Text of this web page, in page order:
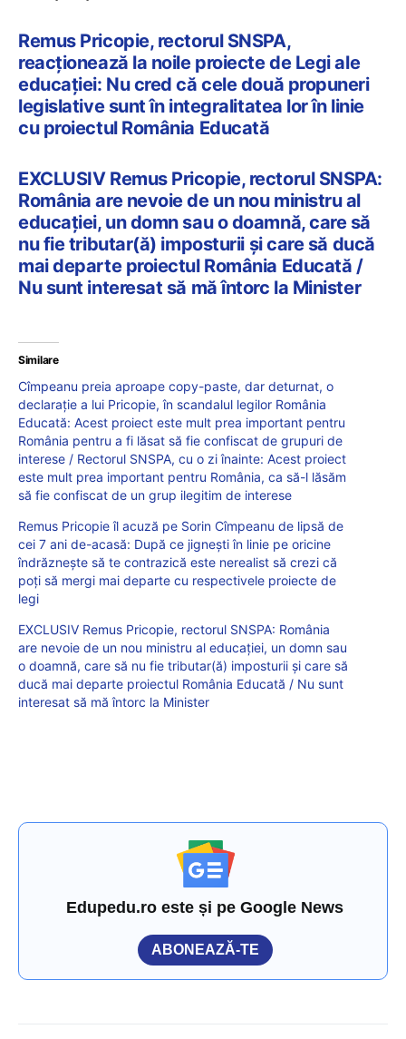
Remus Pricopie, rectorul SNSPA,
reacționează la noile proiecte de Legi ale
educației: Nu cred că cele două propuneri
legislative sunt în integralitatea lor în linie
cu proiectul România Educată
EXCLUSIV Remus Pricopie, rectorul SNSPA:
România are nevoie de un nou ministru al
educației, un domn sau o doamnă, care să
nu fie tributar(ă) imposturii și care să ducă
mai departe proiectul România Educată /
Nu sunt interesat să mă întorc la Minister
Similare
Cîmpeanu preia aproape copy-paste, dar deturnat, o
declarație a lui Pricopie, în scandalul legilor România
Educată: Acest proiect este mult prea important pentru
România pentru a fi lăsat să fie confiscat de grupuri de
interese / Rectorul SNSPA, cu o zi înainte: Acest proiect
este mult prea important pentru România, ca să-l lăsăm
să fie confiscat de un grup ilegitim de interese
Remus Pricopie îl acuză pe Sorin Cîmpeanu de lipsă de
cei 7 ani de-acasă: După ce jignești în linie pe oricine
îndrăznește să te contrazică este nerealist să crezi că
poți să mergi mai departe cu respectivele proiecte de
legi
EXCLUSIV Remus Pricopie, rectorul SNSPA: România
are nevoie de un nou ministru al educației, un domn sau
o doamnă, care să nu fie tributar(ă) imposturii și care să
ducă mai departe proiectul România Educată / Nu sunt
interesat să mă întorc la Minister
Edupedu.ro este și pe Google News
ABONEAZĂ-TE